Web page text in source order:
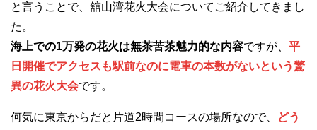
と言うことで、舘山湾花火大会についてご紹介してきまし
た。
海上での1万発の花火は無茶苦茶魅力的な内容ですが、 平
日開催でアクセスも駅前なのに電車の本数がないという驚
異の花火大会です。
何気に東京からだと片道2時間コースの場所なので、
どう